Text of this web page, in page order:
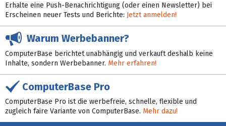
Erhalte eine Push-Benachrichtigung (oder einen Newsletter) bei
Erscheinen neuer Tests und Berichte: Jetzt anmelden!
Warum Werbebanner?
ComputerBase berichtet unabhängig und verkauft deshalb keine
Inhalte, sondern Werbebanner. Mehr erfahren!
ComputerBase Pro
ComputerBase Pro ist die werbefreie, schnelle, flexible und
zugleich faire Variante von ComputerBase. Mehr dazu!